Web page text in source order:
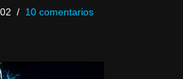
10 comentarios